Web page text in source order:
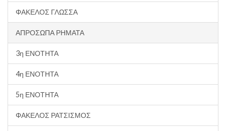
ΦΑΚΕΛΟΣ ΓΛΩΣΣΑ
ΑΠΡΟΣΩΠΑ ΡΗΜΑΤΑ
3η ΕΝΟΤΗΤΑ
4η ΕΝΟΤΗΤΑ
5η ΕΝΟΤΗΤΑ
ΦΑΚΕΛΟΣ ΡΑΤΣΙΣΜΟΣ